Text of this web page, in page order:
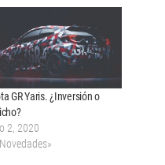
GR Yaris. ¿Inversión o
2, 2020